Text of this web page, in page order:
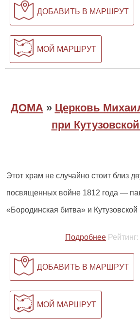
ДОБАВИТЬ В МАРШРУТ
МОЙ МАРШРУТ
ДОМА » Церковь
при
Этот храм не случайно стоит близ
посвященных войне 1812 года —
«Бородинская битва» и Кутузовской
Подробнее Рейтинг:
ДОБАВИТЬ В МАРШРУТ
МОЙ МАРШРУТ